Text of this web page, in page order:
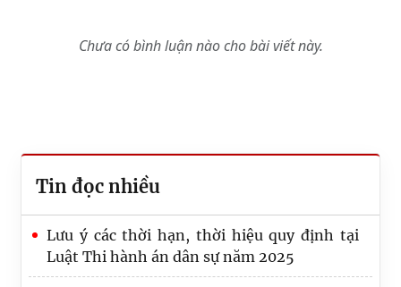
Chưa có bình luận nào cho bài viết này.
Tin đọc nhiều
Lưu ý các thời hạn, thời hiệu quy định tại
Luật Thi hành án dân sự năm 2025